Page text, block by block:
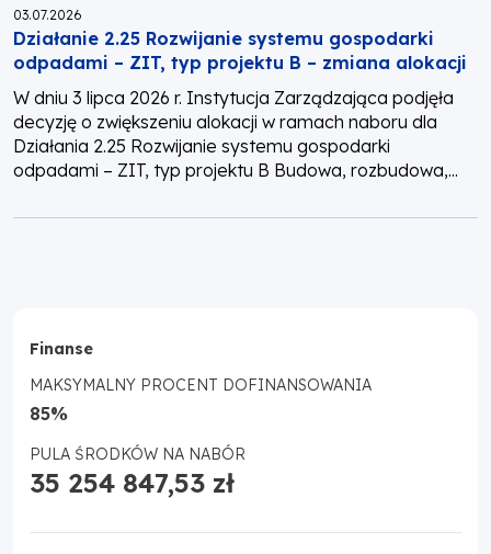
Opublikowano:
03.07.2026
Działanie 2.25 Rozwijanie systemu gospodarki
odpadami – ZIT, typ projektu B – zmiana alokacji
W dniu 3 lipca 2026 r. Instytucja Zarządzająca podjęła
decyzję o zwiększeniu alokacji w ramach naboru dla
Działania 2.25 Rozwijanie systemu gospodarki
odpadami – ZIT, typ projektu B Budowa, rozbudowa,...
Finanse
MAKSYMALNY PROCENT DOFINANSOWANIA
85%
PULA ŚRODKÓW NA NABÓR
35 254 847,53 zł